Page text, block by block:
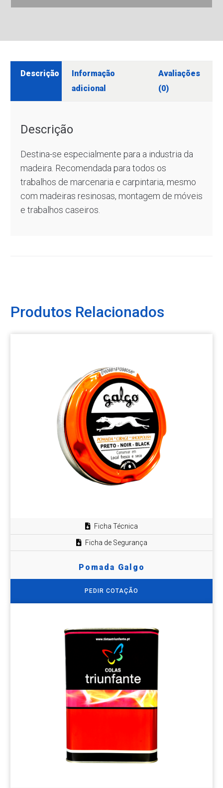
Descrição
Informação
adicional
Avaliações
(0)
Descrição
Destina-se especialmente para a industria da
madeira. Recomendada para todos os
trabalhos de marcenaria e carpintaria, mesmo
com madeiras resinosas, montagem de móveis
e trabalhos caseiros.
Produtos Relacionados
Ficha Técnica
Ficha de Segurança
Pomada Galgo
PEDIR COTAÇÃO